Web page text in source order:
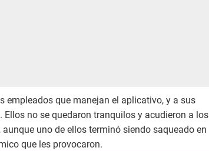
empleados que manejan el aplicativo, y a sus
Ellos no se quedaron tranquilos y acudieron a los
uno de ellos terminó siendo saqueado en
que les provocaron.